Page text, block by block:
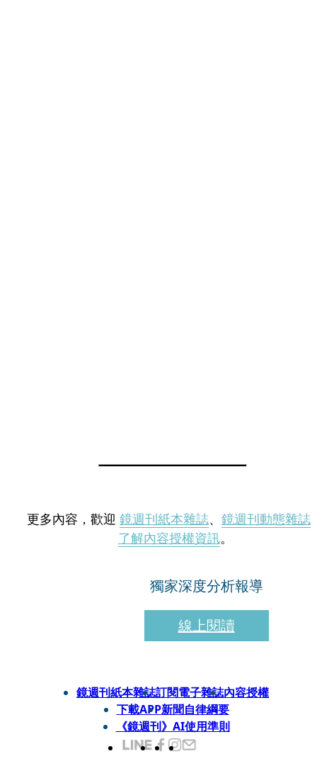
更多內容，歡迎 鏡週刊紙本雜誌、 鏡週刊動態雜誌
了解內容授權資訊。
獨家深度分析報導
線上閱讀
鏡週刊紙本雜誌訂閱電子雜誌內容授權
下載APP新聞自律綱要
《鏡週刊》AI使用準則